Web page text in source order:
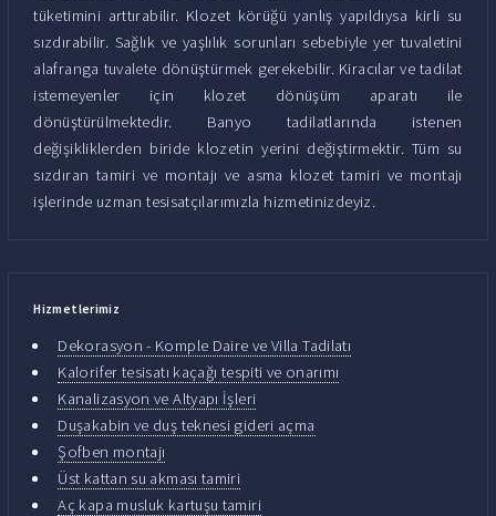
tüketimini arttırabilir. Klozet körüğü yanlış yapıldıysa kirli su
sızdırabilir. Sağlık ve yaşlılık sorunları sebebiyle yer tuvaletini
alafranga tuvalete dönüştürmek gerekebilir. Kiracılar ve tadilat
istemeyenler için klozet dönüşüm aparatı ile
dönüştürülmektedir. Banyo tadilatlarında istenen
değişikliklerden biride klozetin yerini değiştirmektir. Tüm su
sızdıran tamiri ve montajı ve asma klozet tamiri ve montajı
işlerinde uzman tesisatçılarımızla hizmetinizdeyiz.
Hizmetlerimiz
Dekorasyon - Komple Daire ve Villa Tadilatı
Kalorifer tesisatı kaçağı tespiti ve onarımı
Kanalizasyon ve Altyapı İşleri
Duşakabin ve duş teknesi gideri açma
Şofben montajı
Üst kattan su akması tamiri
Aç kapa musluk kartuşu tamiri